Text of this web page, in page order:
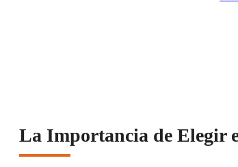
La Importancia de Elegir